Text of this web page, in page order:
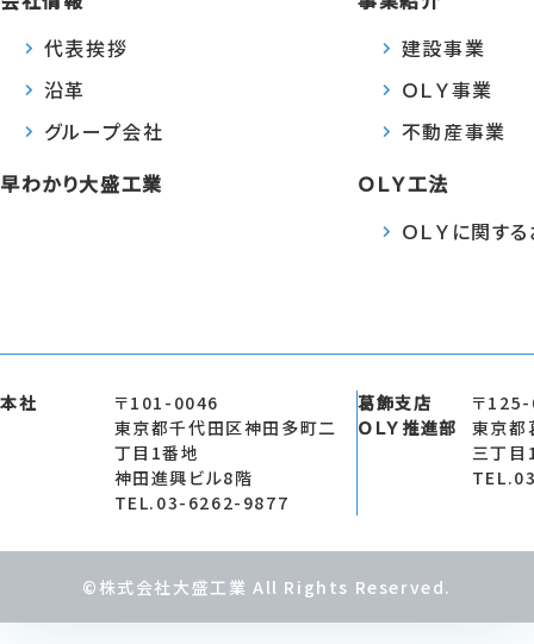
代表挨拶
沿革
グループ会社
早わかり大盛工業
建設事業
ＯＬＹ事業
不動産事業
ＯＬＹ工法
ＯＬＹに関す
本社
〒101-0046
東京都千代田区神田多町二
丁目1番地
神田進興ビル8階
TEL.03-6262-9877
葛飾支店
ＯＬＹ推進部
〒
東京都
三丁
©株式会社大盛工業 All Rights Reserved.